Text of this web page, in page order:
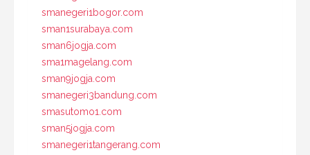
smanegeri1bogor.com
sman1surabaya.com
sman6jogja.com
sma1magelang.com
sman9jogja.com
smanegeri3bandung.com
smasutomo1.com
sman5jogja.com
smanegeri1tangerang.com